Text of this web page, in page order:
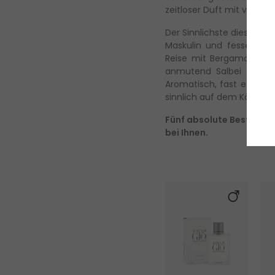
zeitloser Duft mit viel
Der Sinnlichste dieses
Maskulin und fesselnd
Reise mit Bergamotte,
anmutend Salbei und
Aromatisch, fast etwas
sinnlich auf dem Körper.
Fünf absolute
bei Ihnen.